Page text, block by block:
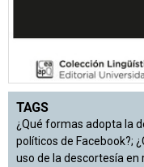
TAGS
¿Qué formas adopta la
políticos de Facebook?;
uso de la descortesía en